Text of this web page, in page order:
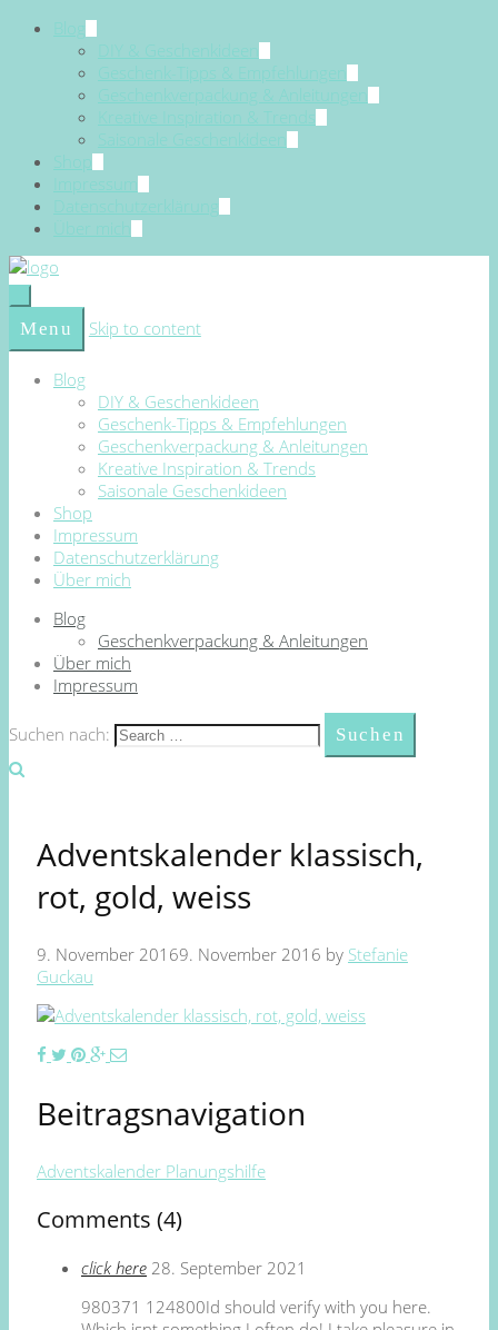
Blog
DIY & Geschenkideen
Geschenk-Tipps & Empfehlungen
Geschenkverpackung & Anleitungen
Kreative Inspiration & Trends
Saisonale Geschenkideen
Shop
Impressum
Datenschutzerklärung
Über mich
Menu Skip to content
Blog
DIY & Geschenkideen
Geschenk-Tipps & Empfehlungen
Geschenkverpackung & Anleitungen
Kreative Inspiration & Trends
Saisonale Geschenkideen
Shop
Impressum
Datenschutzerklärung
Über mich
Blog
Geschenkverpackung & Anleitungen
Über mich
Impressum
Suchen nach:
Adventskalender klassisch,
rot, gold, weiss
9. November 20169. November 2016 by Stefanie
Guckau
Beitragsnavigation
Adventskalender Planungshilfe
Comments (4)
click here 28. September 2021
980371 124800Id should verify with you here.